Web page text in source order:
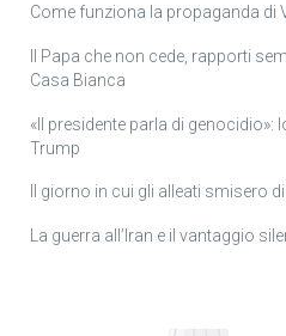
Come funziona la propaganda di
Il Papa che non cede, rapporti
Casa Bianca
«Il presidente parla di
Trump
Il giorno in cui gli alleati smisero
La guerra all’Iran e il vantaggio